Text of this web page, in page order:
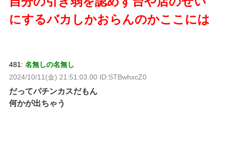
にするバカしかおらんのかここには
481: 名無しの名無し
2024/10/11(金) 21:51:03.00 ID:STBwhxcZ0
だってパチンカスだもん
何かが出ちゃう